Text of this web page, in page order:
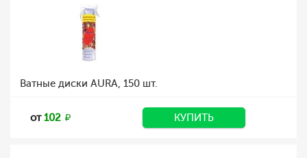
Ватные диски AURA, 150 шт.
от102 КУПИТЬ